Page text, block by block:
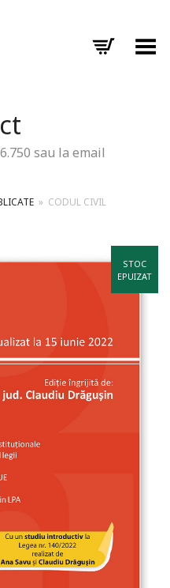
Toggle Menu
sau la email
» CODUL CIVIL
STOC
EPUIZAT